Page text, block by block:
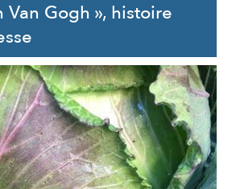
Van Gogh », histoire